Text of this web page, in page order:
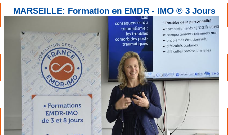
MARSEILLE: Formation en EMDR - IMO ® 3 Jours